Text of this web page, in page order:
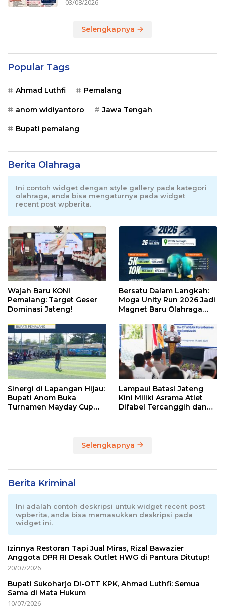
03/08/2026
Selengkapnya
Popular Tags
Ahmad Luthfi Pemalang
anom widiyantoro Jawa Tengah
Bupati pemalang
Berita Olahraga
Ini contoh widget dengan style gallery pada kategori
olahraga, anda bisa mengaturnya pada widget
recent post wpberita.
Wajah Baru KONI
Pemalang: Target Geser
Dominasi Jateng!
Bersatu Dalam Langkah:
Moga Unity Run 2026 Jadi
Magnet Baru Olahraga
Sinergi di Lapangan Hijau:
Bupati Anom Buka
Turnamen Mayday Cup
Lampaui Batas! Jateng
Kini Miliki Asrama Atlet
Difabel Tercanggih dan
Selengkapnya
Berita Kriminal
Ini adalah contoh deskripsi untuk widget recent post
wpberita, anda bisa memasukkan deskripsi pada
widget ini.
Izinnya Restoran Tapi Jual Miras, Rizal Bawazier
Anggota DPR RI Desak Outlet HWG di Pantura Ditutup!
20/07/2026
Bupati Sukoharjo Di-OTT KPK, Ahmad Luthfi: Semua
Sama di Mata Hukum
10/07/2026